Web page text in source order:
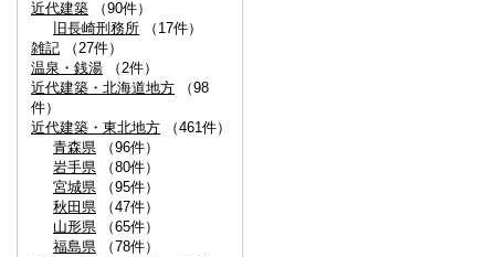
近代建築 （90件）
旧長崎刑務所 （17件）
雑記 （27件）
温泉・銭湯 （2件）
近代建築・北海道地方 （98
件）
近代建築・東北地方 （461件）
青森県 （96件）
岩手県 （80件）
宮城県 （95件）
秋田県 （47件）
山形県 （65件）
福島県 （78件）